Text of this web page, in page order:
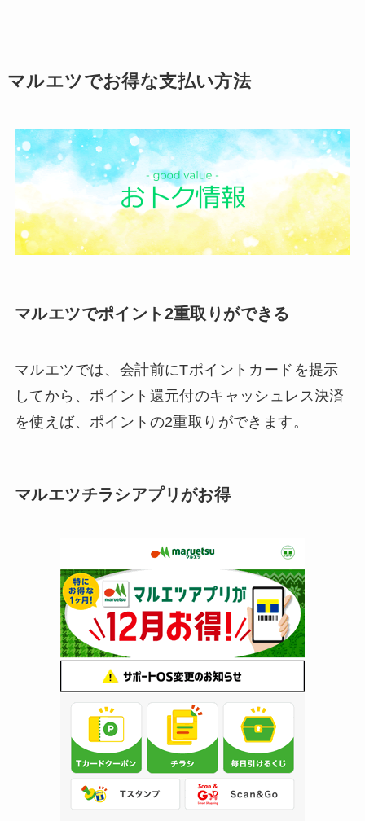
マルエツでお得な支払い方法
マルエツでポイント2重取りができる
マルエツでは、会計前にTポイントカードを提示
してから、ポイント還元付のキャッシュレス決済
を使えば、ポイントの2重取りができます。
マルエツチラシアプリがお得